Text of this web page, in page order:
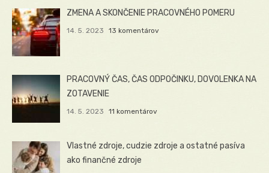
ZMENA A SKONČENIE PRACOVNÉHO POMERU
14. 5. 2023 13 komentárov
PRACOVNÝ ČAS, ČAS ODPOČINKU, DOVOLENKA NA
ZOTAVENIE
14. 5. 2023 11 komentárov
Vlastné zdroje, cudzie zdroje a ostatné pasíva
ako finančné zdroje